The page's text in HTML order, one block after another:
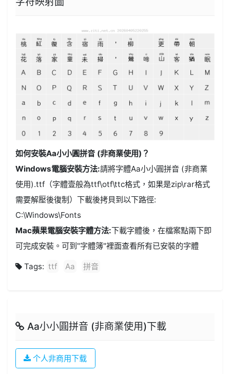
如何安裝Aa小小圓拼音 (非商業使用)？
Windows電腦安裝方法:請將字體Aa小小圓拼音 (非商業
使用).ttf（字體壹般為ttf\otf\ttc格式，如果是zip\rar格式
需要解壓後復制）下載後拷貝到以下路徑:
C:\Windows\Fonts
Mac蘋果電腦安裝字體方法:下載字體後，在檔案點兩下即
可完成安裝。可到"字體簿"裡面查看所有已安裝的字體
Tags: ttf Aa 拼音
Aa小小圓拼音 (非商業使用)下載
个人非商用下载